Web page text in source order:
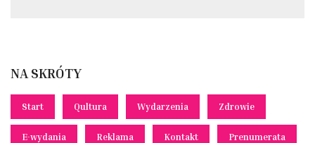
NA SKRÓTY
Start Qultura Wydarzenia Zdrowie
E-wydania Reklama Kontakt Prenumerata